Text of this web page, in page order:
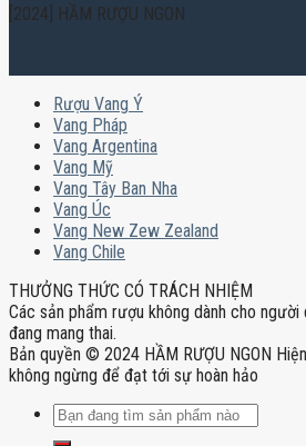
[2024] HẦM RƯỢU NGON
Rượu Vang Ý
Vang Pháp
Vang Argentina
Vang Mỹ
Vang Tây Ban Nha
Vang Úc
Vang New Zew Zealand
Vang Chile
THƯỞNG THỨC CÓ TRÁCH NHIỆM
Các sản phẩm rượu không dành cho
đang mang thai.
Bản quyền © 2024 HẦM RƯỢU NGON
không ngừng để đạt tới sự hoàn hảo
Tìm
kiếm: